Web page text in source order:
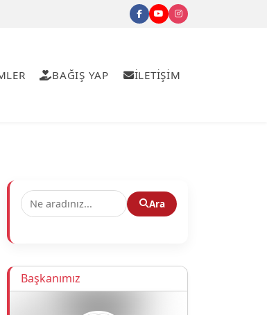
BAĞIŞ YAP İLETİŞİM
Ara
Başkanımız